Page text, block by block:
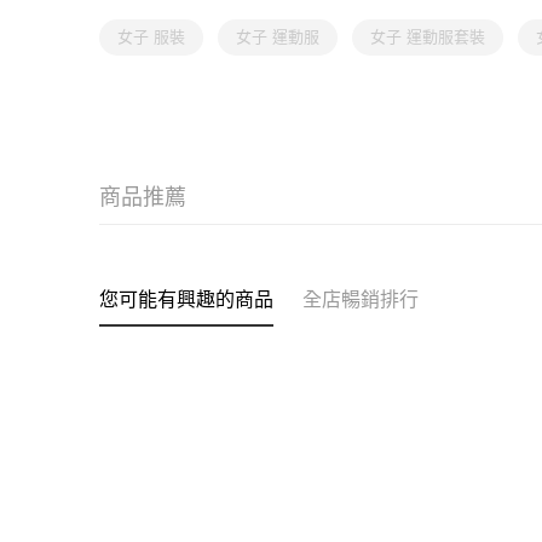
女子 服裝 女子 運動服 女子 運動服套裝
商品推薦
您可能有興趣的商品 全店暢銷排行